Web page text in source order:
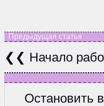
Начало
Остановить